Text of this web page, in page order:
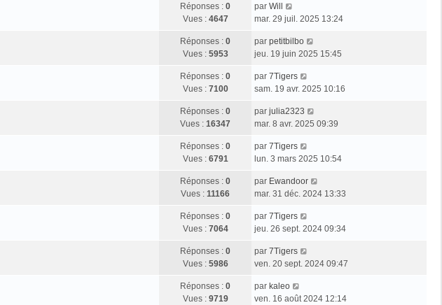
Réponses : 0
Vues : 4647
par Will
mar. 29 juil. 2025 13:24
Réponses : 0
Vues : 5953
par petitbilbo
jeu. 19 juin 2025 15:45
Réponses : 0
Vues : 7100
par 7Tigers
sam. 19 avr. 2025 10:16
Réponses : 0
Vues : 16347
par julia2323
mar. 8 avr. 2025 09:39
Réponses : 0
Vues : 6791
par 7Tigers
lun. 3 mars 2025 10:54
Réponses : 0
Vues : 11166
par Ewandoor
mar. 31 déc. 2024 13:33
Réponses : 0
Vues : 7064
par 7Tigers
jeu. 26 sept. 2024 09:34
Réponses : 0
Vues : 5986
par 7Tigers
ven. 20 sept. 2024 09:47
Réponses : 0
Vues : 9719
par kaleo
ven. 16 août 2024 12:14